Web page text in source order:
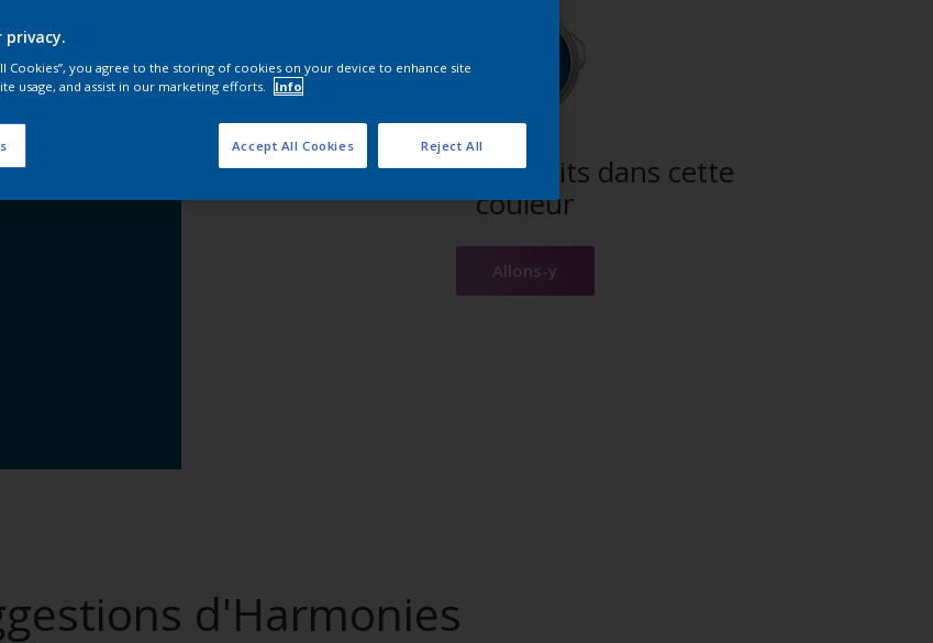
Trouver des produits dans cette
couleur
Allons-y
d'Harmonies
privacy.
Cookies”, you agree to the storing of cookies on your device to enhance site
usage, and assist in our marketing efforts.
Info
Reject All
Accept All Cookies